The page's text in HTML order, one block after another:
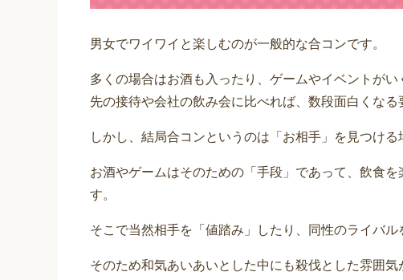
男女でワイワイと楽しむのが一般的な合コンです。
多くの場合はお酒も入ったり、ゲームやイベントがい
先の接待や会社の飲み会に比べれば、数段面白くなる
しかし、結局合コンというのは「お相手」を見つける
お酒やゲームはそのための「手段」であって、飲食
す。
そこで当然相手を「値踏み」したり、同性のライバル
そのため和気あいあいとした中にも殺伐とした雰囲